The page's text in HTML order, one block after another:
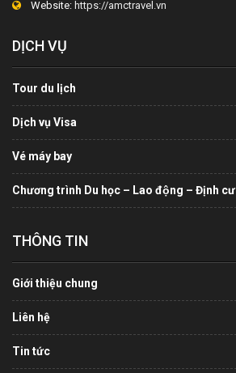
Website: https://amctravel.vn
DỊCH VỤ
Tour du lịch
Dịch vụ Visa
Vé máy bay
Chương trình Du học – Lao động – Định cư
THÔNG TIN
Giới thiệu chung
Liên hệ
Tin tức